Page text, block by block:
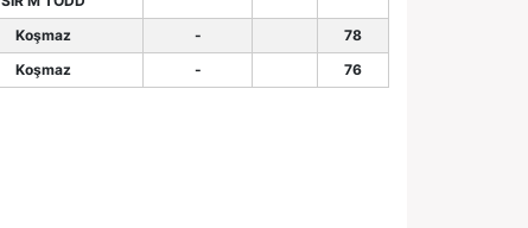
Koşmaz -
78
Koşmaz - 76